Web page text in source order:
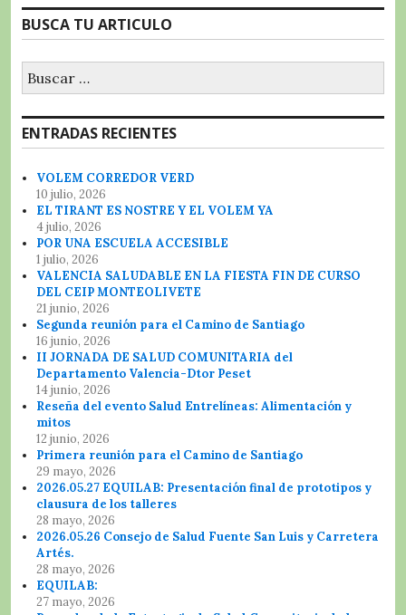
b
o
o
k
r A
p
r
a
a
rt
BUSCA TU ARTICULO
ENTRADAS RECIENTES
VOLEM CORREDOR VERD
10 julio, 2026
EL TIRANT ES NOSTRE Y EL VOLEM YA
4 julio, 2026
POR UNA ESCUELA ACCESIBLE
1 julio, 2026
VALENCIA SALUDABLE EN LA FIESTA FIN DE CURSO
DEL CEIP MONTEOLIVETE
21 junio, 2026
Segunda reunión para el Camino de Santiago
16 junio, 2026
II JORNADA DE SALUD COMUNITARIA del
Departamento Valencia-Dtor Peset
14 junio, 2026
Reseña del evento Salud Entrelíneas: Alimentación y
mitos
12 junio, 2026
Primera reunión para el Camino de Santiago
29 mayo, 2026
2026.05.27 EQUILAB: Presentación final de prototipos y
clausura de los talleres
28 mayo, 2026
2026.05.26 Consejo de Salud Fuente San Luis y Carretera
Artés.
28 mayo, 2026
EQUILAB:
27 mayo, 2026